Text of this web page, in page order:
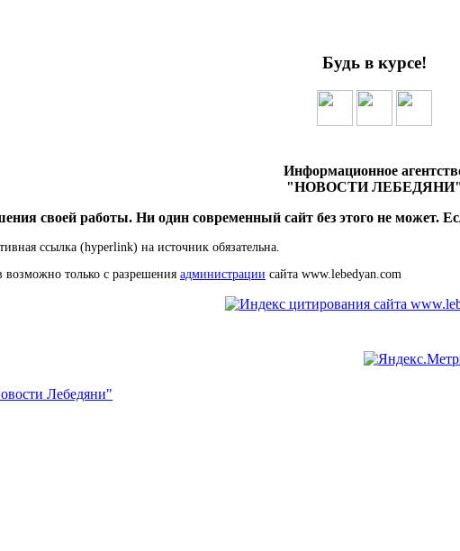
Будь в курсе!
Информационное
"НОВОСТИ ЛЕБЕДЯНИ"
своей работы. Ни один современный сайт без этого не может.
ссылка (hyperlink) на источник обязательна.
возможно только с разрешения администрации сайта www.lebedyan.com
Лебедяни"